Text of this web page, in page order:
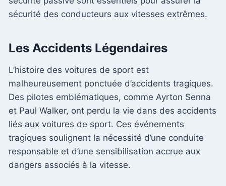
sécurité des conducteurs aux vitesses extrêmes.
Les Accidents Légendaires
L’histoire des voitures de sport est
malheureusement ponctuée d’accidents tragiques.
Des pilotes emblématiques, comme Ayrton Senna
et Paul Walker, ont perdu la vie dans des accidents
liés aux voitures de sport. Ces événements
tragiques soulignent la nécessité d’une conduite
responsable et d’une sensibilisation accrue aux
dangers associés à la vitesse.